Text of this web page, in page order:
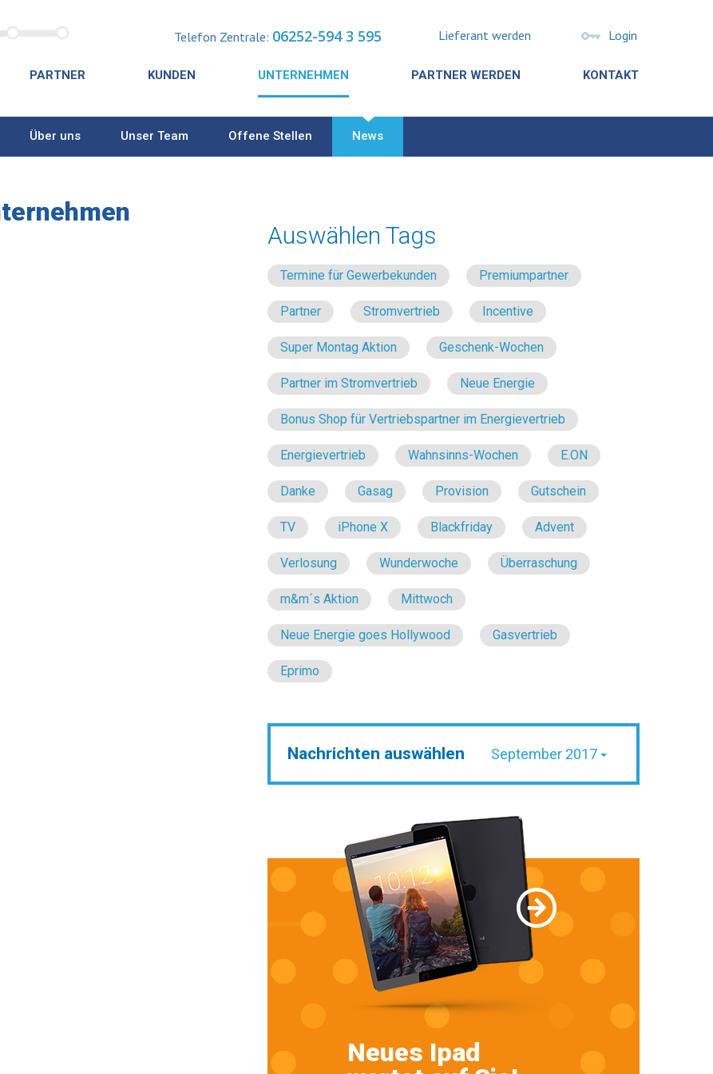
Lieferant werden Login
Telefon Zentrale: 06252-594 3 595
PARTNER KUNDEN UNTERNEHMEN
Über uns Unser Team Offene Stellen News
PARTNER WERDEN KONTAKT
Auswählen Tags
Termine für Gewerbekunden Premiumpartner
Partner Stromvertrieb Incentive
Super Montag Aktion Geschenk-Wochen
Partner im Stromvertrieb Neue Energie
Bonus Shop für Vertriebspartner im Energievertrieb
Energievertrieb Wahnsinns-Wochen E.ON
Danke Gasag Provision Gutschein
TV iPhone X Blackfriday Advent
Verlosung Wunderwoche Überraschung
m&m´s Aktion Mittwoch
Neue Energie goes Hollywood Gasvertrieb
Eprimo
Nachrichten auswählen September 2017
Neues Ipad